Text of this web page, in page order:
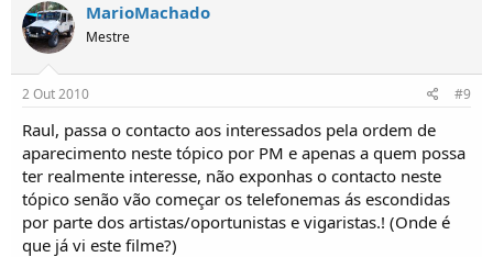
MarioMachado
Mestre
2 Out 2010 #9
Raul, passa o contacto aos interessados pela ordem de
aparecimento neste tópico por PM e apenas a quem possa
ter realmente interesse, não exponhas o contacto neste
tópico senão vão começar os telefonemas ás escondidas
por parte dos artistas/oportunistas e vigaristas.! (Onde é
que já vi este filme?)